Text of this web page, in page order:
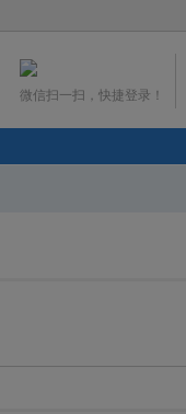
微信扫一扫，快捷登录！